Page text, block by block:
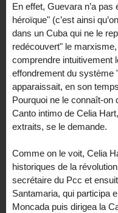
En effet, Guevara n’a
héroïque" (c’est ainsi
dans un Cuba qui ne le
redécouvert" le
comprendre intuitivement
effondrement du système
apparaissait, en son
Pourquoi ne le connaît-on
Canto intimo de Celia
extraits, se le demande.
Comme on le voit, Celia
historiques de la
secrétaire du Pcc et
Santamaria, qui participa
Moncada puis dirigea la